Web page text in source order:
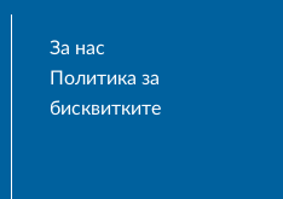
За нас
Политика за
бисквитките